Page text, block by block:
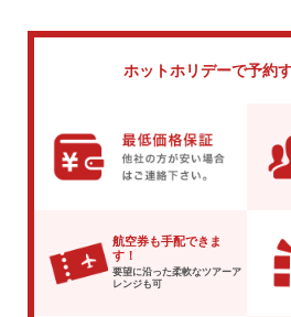
ホットホリデーで予約
航空券も手配できま
す！
要望に沿った柔軟なツアーア
レンジも可